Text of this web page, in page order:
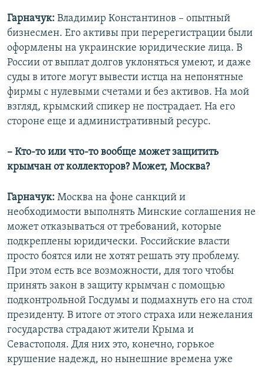
Гарначук: Владимир Константинов – опытный
бизнесмен. Его активы при перерегистрации были
оформлены на украинские юридические лица. В
России от выплат долгов уклоняться умеют, и даже
суды в итоге могут вывести истца на непонятные
фирмы с нулевыми счетами и без активов. На мой
взгляд, крымский спикер не пострадает. На его
стороне еще и административный ресурс.
– Кто-то или что-то вообще может защитить
крымчан от коллекторов? Может, Москва?
Гарначук: Москва на фоне санкций и
необходимости выполнять Минские соглашения не
может отказываться от требований, которые
подкреплены юридически. Российские власти
просто боятся или не хотят решать эту проблему.
При этом есть все возможности, для того чтобы
принять закон в защиту крымчан с помощью
подконтрольной Госдумы и подмахнуть его на стол
президенту. В итоге от этого страха или нежелания
государства страдают жители Крыма и
Севастополя. Для них это, конечно, горькое
крушение надежд, но нынешние времена уже